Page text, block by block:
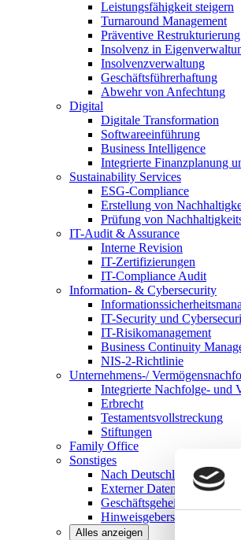
Leistungsfähigkeit steigern
Turnaround Management
Präventive Restrukturierung
Insolvenz in
Insolvenzverwaltung
Geschäftsführerhaftung
Abwehr von Anfechtung
Digital
Digitale Transformation
Softwareeinführung
Business Intelligence
Integrierte Finanzplanung
Sustainability Services
ESG-Compliance
Erstellung von
Prüfung von
IT-Audit & Assurance
Interne Revision
IT-Zertifizierungen
IT-Compliance Audit
Information- & Cybersecurity
IT-Security und
IT-Risikomanagement
Business Continuity
NIS-2-Richtlinie
Unternehmens-/
Integrierte Nachfolge- und
Erbrecht
Testamentsvollstreckung
Stiftungen
Family Office
Sonstiges
Nach Deutschland
Externer
Geschäftsgeheimnisgesetz
Hinweisgeberschutz in
Alles anzeigen